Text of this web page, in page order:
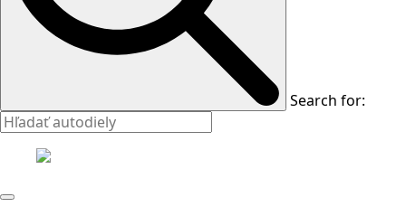
Search for: